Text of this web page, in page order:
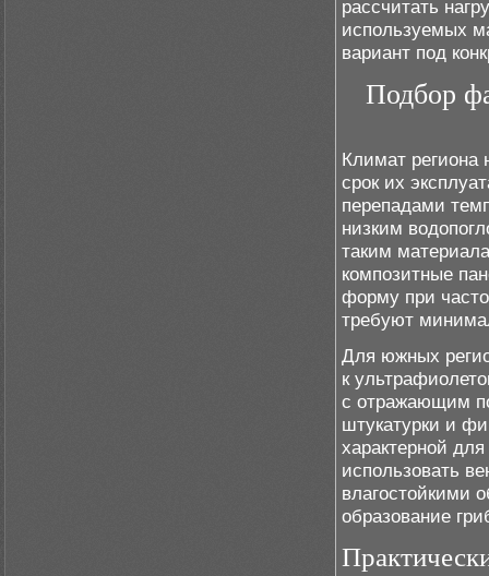
рассчитать
используемых
вариант под
Подбор
Климат
срок их
перепадами
низким
таким
композитные
форму при
требуют
Для южных
к
с отражающим
штукатурки и
характерной
использовать
влагостойкими
образование